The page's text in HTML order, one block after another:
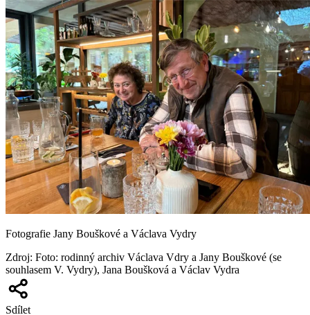
Fotografie Jany Bouškové a Václava Vydry
Zdroj: Foto: rodinný archiv Václava Vdry a Jany Bouškové (se
souhlasem V. Vydry), Jana Boušková a Václav Vydra
Sdílet